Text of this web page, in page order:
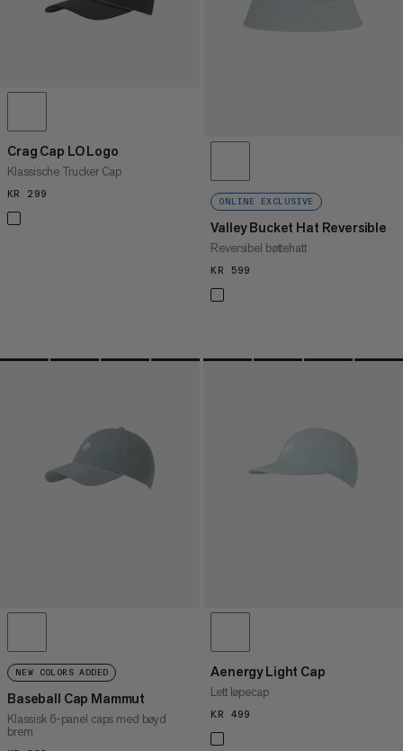
Crag Cap LO Logo
Klassische Trucker Cap
KR 299
ONLINE EXCLUSIVE
Valley Bucket Hat Reversible
Reversibel bøttehatt
KR 599
NEW COLORS ADDED
Baseball Cap Mammut
Klassisk 6-panel caps med bøyd
brem
Aenergy Light Cap
Lett løpecap
KR 499